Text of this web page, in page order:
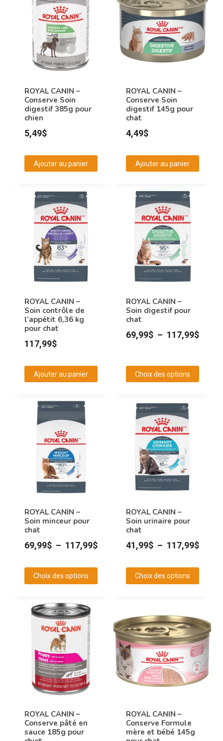
plusieurs
variations.
Les
options
peuvent
choisies
sur
la
page
produit
plusieurs
variations.
Les
options
peuvent
choisies
sur
la
page
produit
ROYAL CANIN –
Conserve Soin
digestif 385g pour
chien
5,49$
Ajouter au panier
ROYAL CANIN –
Conserve Soin
digestif 145g pour
chat
4,49$
Ajouter au panier
ROYAL CANIN –
Soin contrôle de
l’appétit 6,36 kg
pour chat
117,99$
Ajouter au panier
ROYAL CANIN –
Soin digestif pour
chat
69,99$ – 117,99$Plage
Choix des options
produit
plusieurs
variations.
options
peuvent
choisies
sur
page
produit
ROYAL CANIN –
Soin minceur pour
chat
69,99$ – 117,99$Plage
69,99$
Choix des options
produit
plusieurs
variations.
Les
options
peuvent
choisies
sur
la
ROYAL CANIN –
Soin urinaire pour
chat
41,99$ – 117,99$Plage
Choix des options
a
plusieurs
variations.
Les
options
peuvent
choisies
sur
la
ROYAL CANIN –
Conserve pâté en
sauce 185g pour
ROYAL CANIN –
Conserve Formule
mère et bébé 145g